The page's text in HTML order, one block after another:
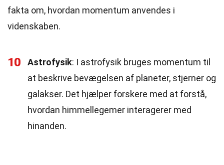
fakta om, hvordan momentum anvendes i
videnskaben.
10 Astrofysik: I astrofysik bruges momentum til
at beskrive bevægelsen af planeter, stjerner og
galakser. Det hjælper forskere med at forstå,
hvordan himmellegemer interagerer med
hinanden.